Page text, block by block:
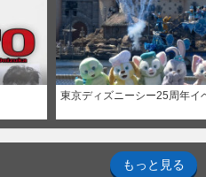
東京ディズニーシー25周年イ
もっと見る